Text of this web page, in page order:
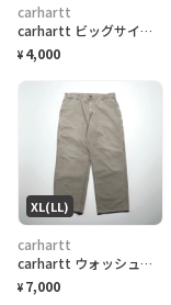
carhartt
carhartt ビッグサイズ 前V クルーネック スウェット トレーナー XL ブラック コットン
¥ 4,000
XL(LL)
carhartt
carhartt ウォッシュド ダック ペインターパンツ XL ベージュ コットン B11DES
¥ 7,000